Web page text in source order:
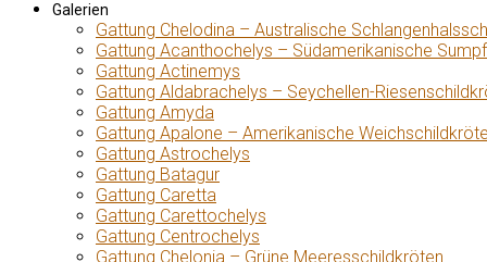
Galerien
Gattung Chelodina – Australische
Gattung Acanthochelys – Südamerikanische
Gattung Actinemys
Gattung Aldabrachelys – Seychellen-
Gattung Amyda
Gattung Apalone – Amerikanische
Gattung Astrochelys
Gattung Batagur
Gattung Caretta
Gattung Carettochelys
Gattung Centrochelys
Gattung Chelonia – Grüne Meeresschildkröten